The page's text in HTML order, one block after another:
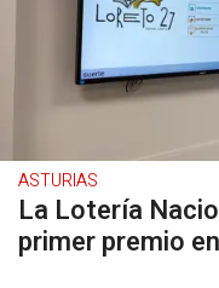
ASTURIAS
La Lotería
primer premio